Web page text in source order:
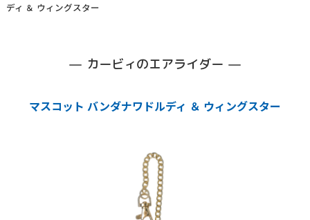
ディ ＆ ウィングスター
カービィのエアライダー
マスコット バンダナワドルディ ＆ ウィングスター